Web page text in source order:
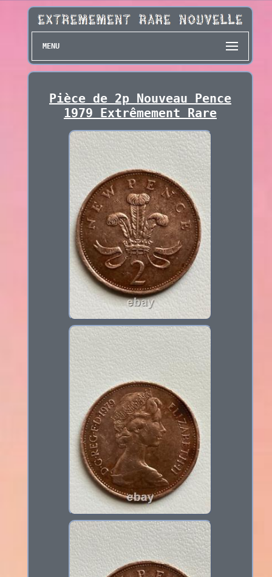
MENU
Pièce de 2p Nouveau Pence
1979 Extrêmement Rare